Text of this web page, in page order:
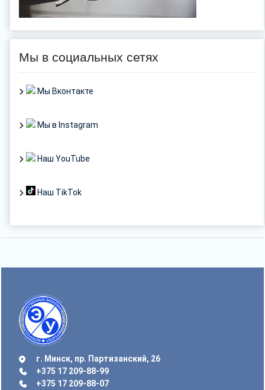
Мы в социальных сетях
Мы Вконтакте
Мы в Instagram
Наш YouTube
Наш TikTok
г. Минск, пр. Партизанский, 26
+375 17 209-88-99
+375 17 209-88-07